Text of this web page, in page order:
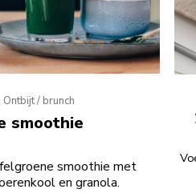
Ontbijt / brunch
smoothie
smoothie met
en granola.